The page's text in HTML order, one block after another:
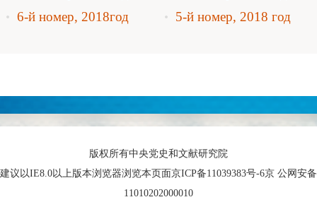
6-й номер, 2018год
5-й номер, 2018 год
版权所有中央党史和文献研究院
建议以IE8.0以上版本浏览器浏览本页面京ICP备11039383号-6京 公网安备
11010202000010